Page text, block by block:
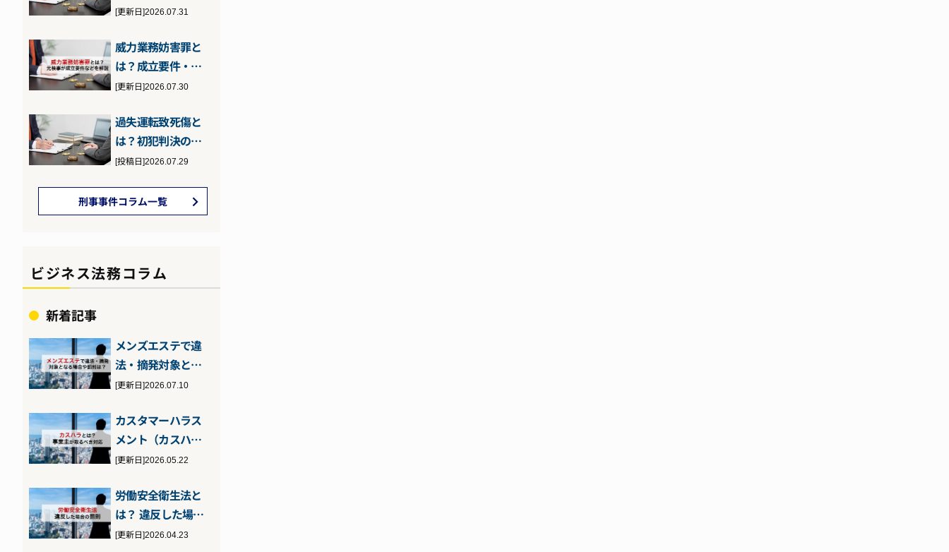
性的姿態撮影等処
[更新日]2026.07.31
威力業務妨害罪と
は？成立要件・刑
罰・逮捕の可能性
[更新日]2026.07.30
過失運転致死傷と
は？初犯判決のポ
イントと執行猶予
[投稿日]2026.07.29
刑事事件コラム一覧
ビジネス法務コラム
新着記事
メンズエステで違
法・摘発対象とな
る場合とは？客・
[更新日]2026.07.10
カスタマーハラス
メント（カスハ
ラ）とは？2026年
[更新日]2026.05.22
労働安全衛生法と
は？ 違反した場合
の罰則などを元検
[更新日]2026.04.23